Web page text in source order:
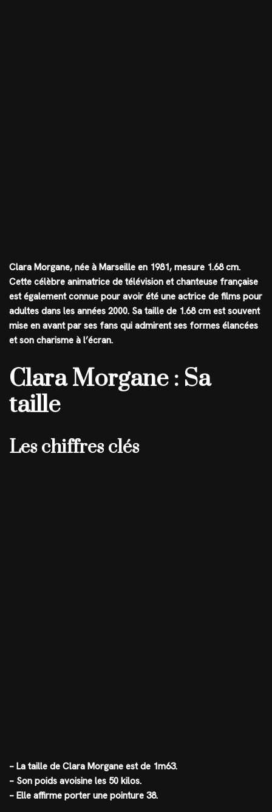
Clara Morgane, née à Marseille en 1981, mesure 1.68 cm.
Cette célèbre animatrice de télévision et chanteuse française
est également connue pour avoir été une actrice de films pour
adultes dans les années 2000. Sa taille de 1.68 cm est souvent
mise en avant par ses fans qui admirent ses formes élancées
et son charisme à l’écran.
Clara Morgane : Sa
taille
Les chiffres clés
– La taille de Clara Morgane est de 1m63.
– Son poids avoisine les 50 kilos.
– Elle affirme porter une pointure 38.